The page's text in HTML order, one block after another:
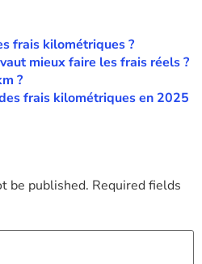
frais kilométriques ?
mieux faire les frais réels ?
?
frais kilométriques en 2025
be published. Required fields